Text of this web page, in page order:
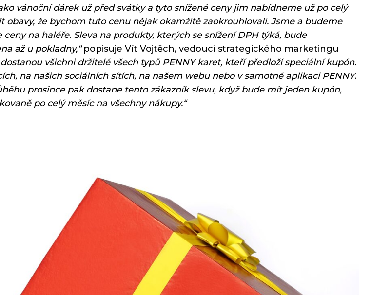
vánoční dárek už před svátky a tyto snížené ceny jim nabídneme už po celý
obavy, že bychom tuto cenu nějak okamžitě zaokrouhlovali. Jsme a budeme
na haléře. Sleva na produkty, kterých se snížení DPH týká, bude
až u pokladny,“popisuje Vít Vojtěch, vedoucí strategického marketingu
dostanou všichni držitelé všech typů PENNY karet, kteří předloží speciální kupón.
na našich sociálních sítích, na našem webu nebo v samotné aplikaci PENNY.
prosince pak dostane tento zákazník slevu, když bude mít jeden kupón,
po celý měsíc na všechny nákupy.“